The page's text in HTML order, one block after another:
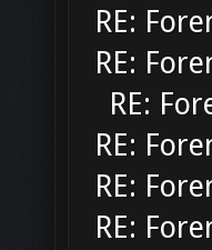
RE:
RE:
RE:
RE:
RE:
RE: